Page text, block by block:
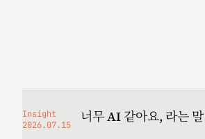
Insight
2026.07.15
너무 AI 같아요, 라는 말